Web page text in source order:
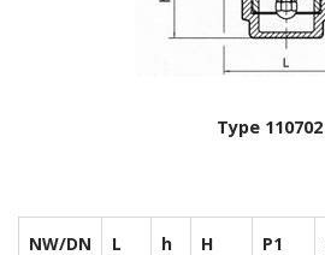
Type 110702
NW/DN L h
H
P1